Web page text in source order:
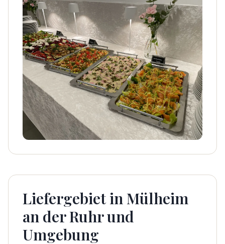
Liefergebiet in Mülheim
an der Ruhr und
Umgebung